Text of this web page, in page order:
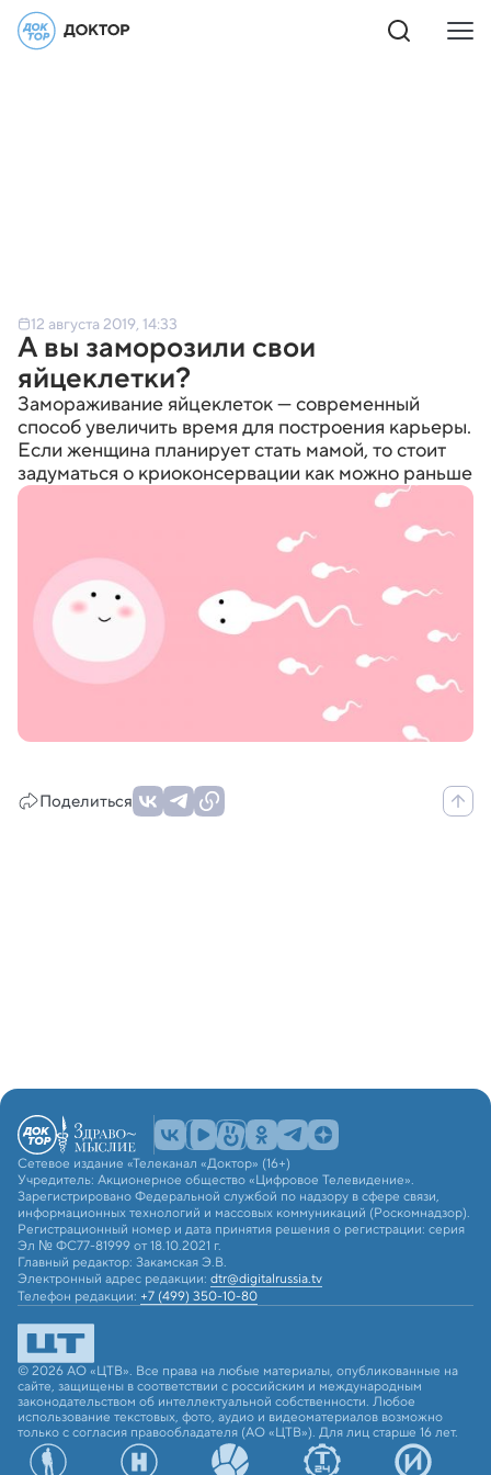
12 августа 2019, 14:33
А вы заморозили свои
яйцеклетки?
Замораживание яйцеклеток — современный
способ увеличить время для построения карьеры.
Если женщина планирует стать мамой, то стоит
задуматься о криоконсервации как можно раньше
Поделиться
Сетевое издание «Телеканал «Доктор» (16+)
Учредитель: Акционерное общество «Цифровое Телевидение».
Зарегистрировано Федеральной службой по надзору в сфере связи,
информационных технологий и массовых коммуникаций (Роскомнадзор).
Регистрационный номер и дата принятия решения о регистрации: серия
Эл № ФС77-81999 от 18.10.2021 г.
Главный редактор: Закамская Э.В.
Электронный адрес редакции: dtr@digitalrussia.tv
Телефон редакции: +7 (499) 350-10-80
© 2026 АО «ЦТВ». Все права на любые материалы, опубликованные на
сайте, защищены в соответствии с российским и международным
законодательством об интеллектуальной собственности. Любое
использование текстовых, фото, аудио и видеоматериалов возможно
только с согласия правообладателя (АО «ЦТВ»). Для лиц старше 16 лет.